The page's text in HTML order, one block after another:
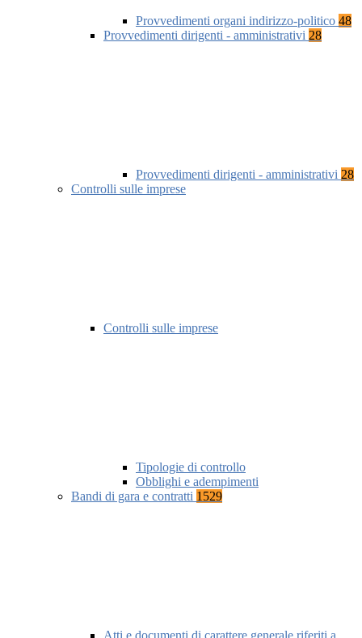
Provvedimenti organi indirizzo-politico 48
Provvedimenti dirigenti - amministrativi 28
Provvedimenti dirigenti - amministrativi 28
Controlli sulle imprese
Controlli sulle imprese
Tipologie di controllo
Obblighi e adempimenti
Bandi di gara e contratti 1529